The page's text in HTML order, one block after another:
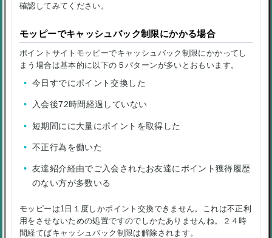
確認してみてください。
モッピーでキャッシュバック制限にかかる場合
ポイントサイトモッピーでキャッシュバック制限にかかってし
まう場合は基本的に以下の５パターンが多いとおもいます。
今日すでにポイント交換した
入会後72時間経過していない
短期間にに大量にポイントを取得した
不正行為を働いた
友達紹介経由でご入会されたお友達にポイント獲得履歴
のない方が多数いる
モッピーは1日１度しかポイント交換できません。これは不正利
用をさせないための処置ですのでしかたありませんね。２４時
間経てばキャッシュバック制限は解除されます。